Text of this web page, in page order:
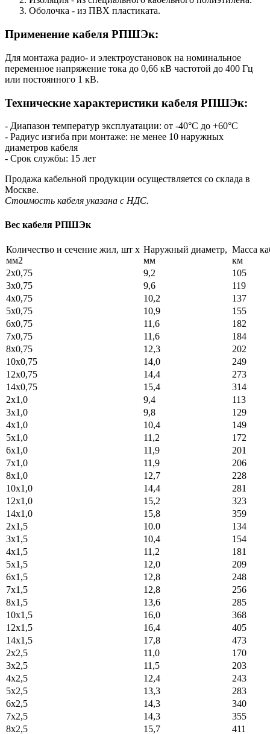
Оболочка - из ПВХ пластиката.
Применение кабеля РПШЭк:
Для монтажа радио- и электроустановок на номинальное
переменное напряжение тока до 0,66 кВ частотой до 400 Гц
или постоянного 1 кВ.
Технические характеристики кабеля РПШЭк:
- Диапазон температур эксплуатации: от -40°С до +60°С
- Радиус изгиба при монтаже: не менее 10 наружных
диаметров кабеля
- Срок службы: 15 лет
Продажа кабельной продукции осуществляется со склада в
Москве.
Стоимость кабеля указана с НДС.
Вес кабеля РПШЭк
Количество и сечение жил, шт х
мм2
Наружный диаметр,
мм
Масса
км
2x0,75
9,2
105
3x0,75
9,6
119
4x0,75
10,2
137
5x0,75
10,9
155
6x0,75
11,6
182
7x0,75
11,6
184
8x0,75
12,3
202
10x0,75
14,0
249
12x0,75
14,4
273
14x0,75
15,4
314
2x1,0
9,4
113
3x1,0
9,8
129
4x1,0
10,4
149
5x1,0
11,2
172
6x1,0
11,9
201
7x1,0
11,9
206
8x1,0
12,7
228
10x1,0
14,4
281
12x1,0
15,2
323
14x1,0
15,8
359
2x1,5
10.0
134
3x1,5
10,4
154
4x1,5
11,2
181
5x1,5
12,0
209
6x1,5
12,8
248
7x1,5
12,8
256
8x1,5
13,6
285
10x1,5
16,0
368
12x1,5
16,4
405
14x1,5
17,8
473
2x2,5
11,0
170
3x2,5
11,5
203
4x2,5
12,4
243
5x2,5
13,3
283
6x2,5
14,3
340
7x2,5
14,3
355
8x2,5
15,7
411